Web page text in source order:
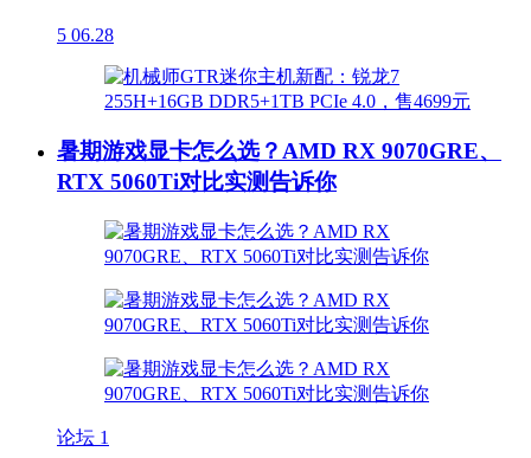
5 06.28
暑期游戏显卡怎么选？AMD RX 9070GRE、
RTX 5060Ti对比实测告诉你
论坛 1